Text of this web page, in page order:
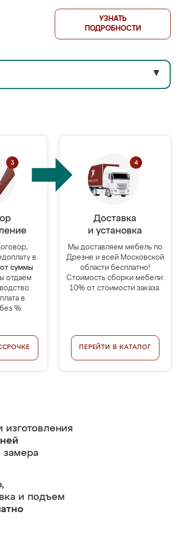
УЗНАТЬ
ПОДРОБНОСТИ
▼
в
суммы
отдаём
в
%.
Доставка
и установка
Мы доставляем мебель по
Дрезне и всей Московской
области бесплатно!
Стоимость сборки мебели:
10% от стоимости заказа.
ПЕРЕЙТИ В КАТАЛОГ
изготовления
замера
и подъем